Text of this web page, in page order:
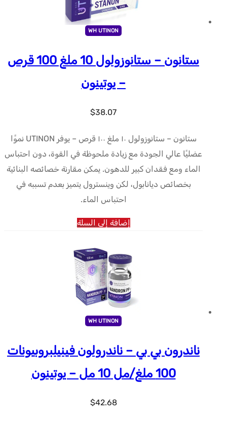
WH UTINON
ستانون – ستانوزولول 10 ملغ 100 قرص
– يوتينون
$38.07
ستانون – ستانوزولول ١٠ ملغ ١٠٠ قرص – يوفر UTINON نموًا
عضليًا عالي الجودة مع زيادة ملحوظة في القوة، دون احتباس
الماء ومع فقدان كبير للدهون. يمكن مقارنة خصائصه البنائية
بخصائص ديانابول، لكن وينسترول يتميز بعدم تسببه في
احتباس الماء.
إضافة إلى السلة
WH UTINON
ناندرون بي بي – ناندرولون فينيلبروبيونات
100 ملغ/مل 10 مل – يوتينون
$42.68